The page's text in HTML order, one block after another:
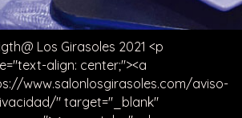
Los Girasoles 2021 <p
align: center;"><a
www.salonlosgirasoles.com/aviso-
" target="_blank"